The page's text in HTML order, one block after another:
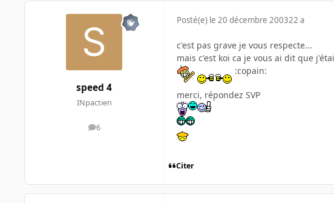
speed 4
INpactien
6
messages
Posté(e) le 20 décembre 200322 a
c'est pas grave je vous respecte...
mais c'est koi ca je vous ai dit que
:copain:
merci, répondez SVP
Citer